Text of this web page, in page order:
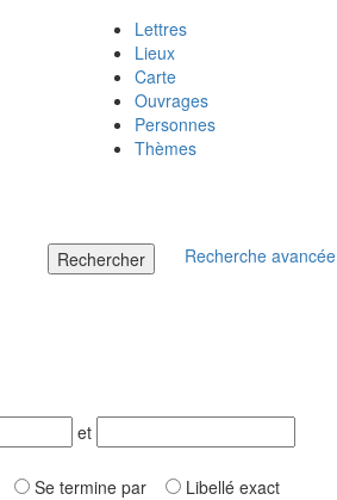
Lettres
Lieux
Carte
Ouvrages
Personnes
Thèmes
Rechercher Recherche avancée
et
Se termine par Libellé exact